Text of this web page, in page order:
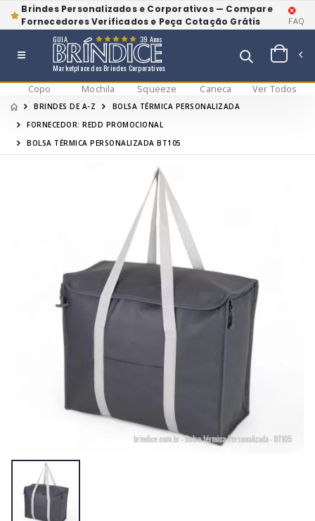
Brindes Personalizados e Corporativos — Compare
Fornecedores Verificados e Peça Cotação Grátis
FAQ
Marketplace dos Brindes Corporativos
GUIA 39 Anos
Copo Mochila Squeeze Caneca Ver Todos
BRINDES DE A-Z
BOLSA TÉRMICA PERSONALIZADA
FORNECEDOR: REDD PROMOCIONAL
BOLSA TÉRMICA PERSONALIZADA BT105